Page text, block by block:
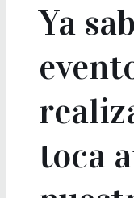
Ya
toca